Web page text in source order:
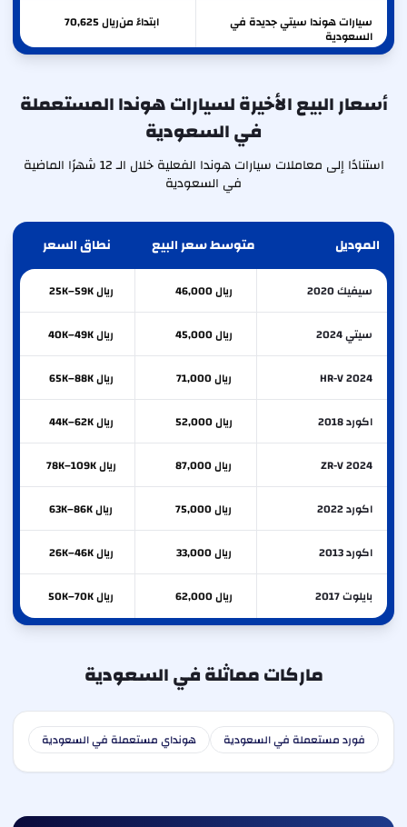
سيارات هوندا سيتي جديدة في
السعودية
ابتداءً من 70,625ريال
أسعار البيع الأخيرة لسيارات هوندا المستعملة
في السعودية
استنادًا إلى معاملات سيارات هوندا الفعلية خلال الـ 12 شهرًا الماضية
في السعودية
الموديل متوسط سعر البيع نطاق السعر
سيفيك 2020 ريال 46,000 ريال 25K–59K
سيتي 2024 ريال 45,000 ريال 40K–49K
HR-V 2024 ريال 71,000 ريال 65K–88K
اكورد 2018 ريال 52,000 ريال 44K–62K
ZR-V 2024 ريال 87,000 ريال 78K–109K
اكورد 2022 ريال 75,000 ريال 63K–86K
اكورد 2013 ريال 33,000 ريال 26K–46K
بايلوت 2017 ريال 62,000 ريال 50K–70K
ماركات مماثلة في السعودية
فورد مستعملة في السعودية هونداي مستعملة في السعودية